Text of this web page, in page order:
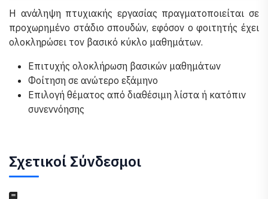
Η ανάληψη πτυχιακής εργασίας πραγματοποιείται σε
προχωρημένο στάδιο σπουδών, εφόσον ο φοιτητής έχει
ολοκληρώσει τον βασικό κύκλο μαθημάτων.
Επιτυχής ολοκλήρωση βασικών μαθημάτων
Φοίτηση σε ανώτερο εξάμηνο
Επιλογή θέματος από διαθέσιμη λίστα ή κατόπιν
συνεννόησης
Σχετικοί Σύνδεσμοι